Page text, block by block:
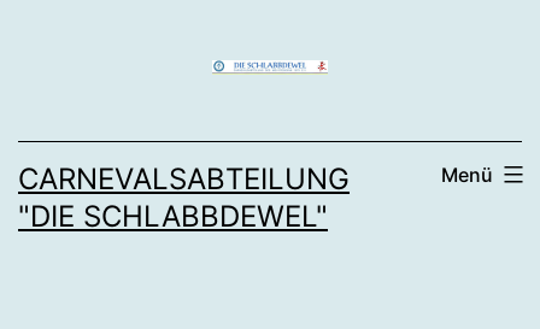
CARNEVALSABTEILUNG
"DIE SCHLABBDEWEL"
Menü